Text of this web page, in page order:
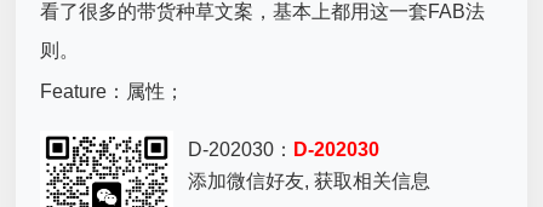
看了很多的带货种草文案 ，基本上都用这一套FAB法
则。
Feature：属性；
D-202030： D-202030
添加微信好友, 获取相关信息